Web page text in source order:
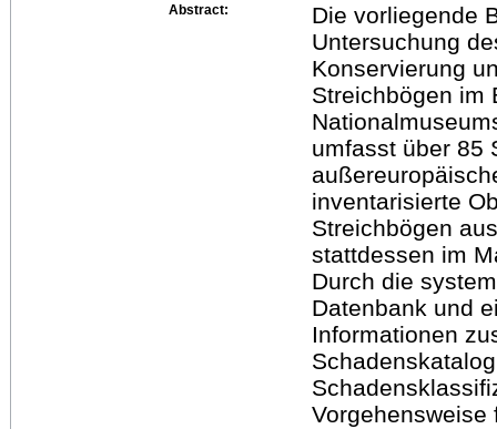
Abstract:
Die vorliegende
Untersuchung
Konservierung
Streichbögen im
umfasst über 85
inventarisierte
Streichbögen
stattdessen im
Durch die
Datenbank und
Informationen
Vorgehensweise